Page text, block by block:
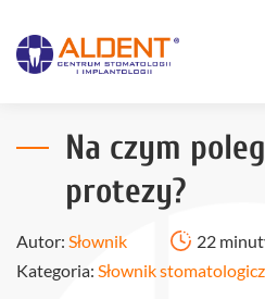
Na czym
protezy?
Autor: Słownik
22
Kategoria: Słownik